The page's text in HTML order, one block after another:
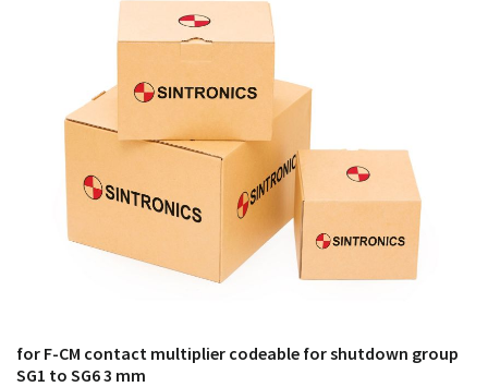
módulos antiguos a un alto nivel técnico o sustitución
de módulos descontinuados por módulos del propio
for F-CM contact multiplier codeable for shutdown group
SG1 to SG6 3 mm